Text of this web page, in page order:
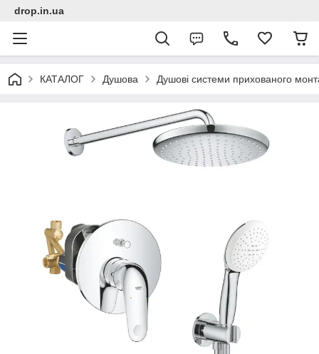
drop.in.ua
КАТАЛОГ Душова Душові системи прихованого